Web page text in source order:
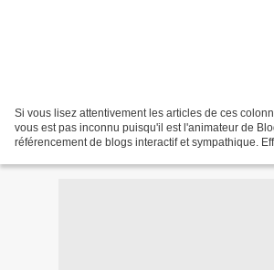
Si vous lisez attentivement les articles de ces
vous est pas inconnu puisqu'il est l'animateur de
référencement de blogs interactif et sympathique.